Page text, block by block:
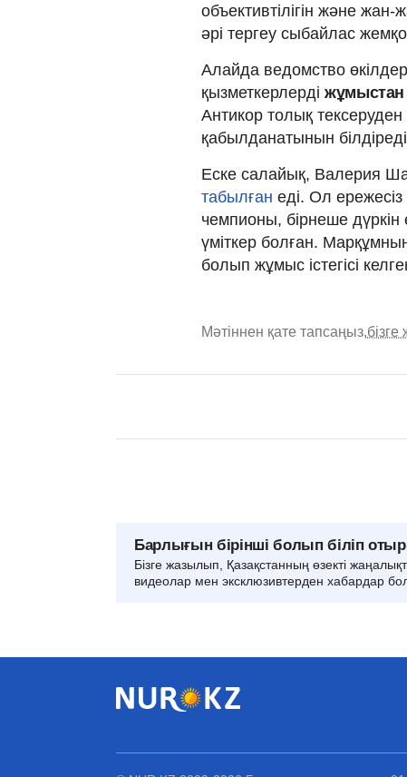
объективтілігін және
әрі тергеу сыбайлас
Алайда ведомство
қызметкерлерді жұмыстан
Антикор толық тексеруден
қабылданатынын
Еске салайық, Валерия
табылған еді. Ол ережесіз
чемпионы, бірнеше дүркін
үміткер болған.
болып жұмыс істегісі
Мәтіннен қате тапсаңыз,
Барлығын бірінші болып біліп
Бізге жазылып, Қазақстанның өзекті
видеолар мен эксклюзивтерден хабардар